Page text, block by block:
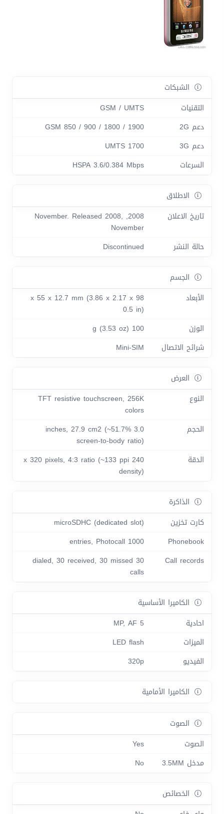
الشبكات
التقنيات
GSM / UMTS
دعم 2G
GSM 850 / 900 / 1800 / 1900
دعم 3G
UMTS 1700
السرعات
HSPA 3.6/0.384 Mbps
الاطلاق
تاريخ الاعلان
2008, November. Released 2008,
November
حالة النشر
Discontinued
الجسم
الأبعاد
98 x 55 x 12.7 mm (3.86 x 2.17 x
0.5 in)
الوزن
100 g (3.53 oz)
شرائح الاتصال
Mini-SIM
العرض
النوع
TFT resistive touchscreen, 256K
colors
الحجم
3.0 inches, 27.9 cm2 (~51.7%
screen-to-body ratio)
الدقة
240 x 320 pixels, 4:3 ratio (~133 ppi
density)
الذاكرة
كارت تخزين
microSDHC (dedicated slot)
Phonebook
1000 entries, Photocall
Call records
30 dialed, 30 received, 30 missed
calls
الكاميرا الأساسية
احادية
5 MP, AF
الميزات
LED flash
الفيديو
320p
الكاميرا الأمامية
الصوت
الصوت
Yes
مدخل 3.5MM
No
الخصائص